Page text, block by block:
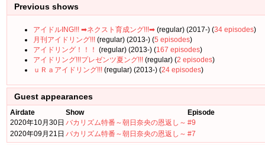
Previous shows
アイドルING!!! ➡ネクスト育成ング!!!➡ (regular) (2017-) (34 episodes)
月刊アイドリング!!! (regular) (2013-) (5 episodes)
アイドリング！！！ (regular) (2013-) (167 episodes)
アイドリング!!!プレゼンツ夏ング!!! (regular) (2 episodes)
ｕＲａアイドリング!!! (regular) (2013-) (24 episodes)
Guest appearances
Airdate Show
Episode
2020年10月30日 バカリズム特番～朝日奈央の恩返し～ #9
2020年09月21日 バカリズム特番～朝日奈央の恩返し～ #7